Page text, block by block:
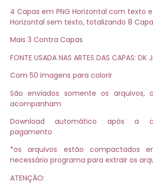
4 Capas em PNG Horizontal com texto
Horizontal sem texto, totalizando 8
Mais 3 Contra Capas
FONTE USADA NAS ARTES DAS CAPAS:
Com 50 imagens para colorir
São enviados somente os arquivos,
acompanham
Download automático após a
pagamento
*os arquivos estão compactados
necessário programa para extrair os
ATENÇÃO: